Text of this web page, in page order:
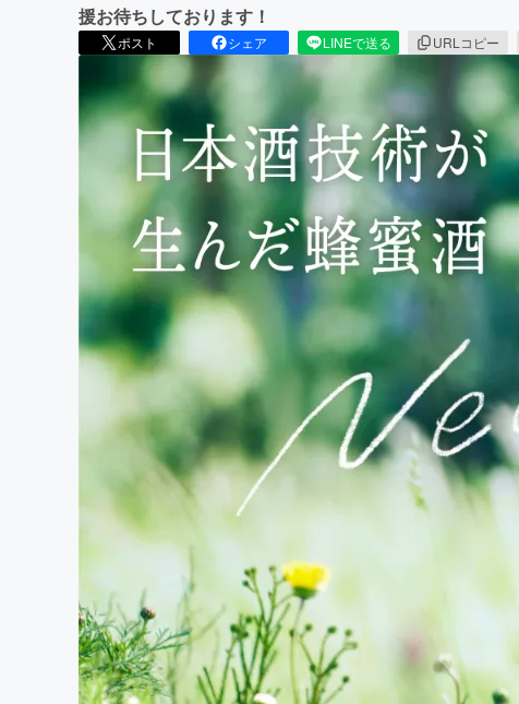
援お待ちしております！
ポスト シェア LINEで送る URLコピー